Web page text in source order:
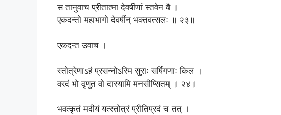
स तानुवाच प्रीतात्मा देवर्षीणां स्तवेन वै ॥
एकदन्तो महाभागो देवर्षीन् भक्तवत्सलः ॥ २३॥
एकदन्त उवाच ।
स्तोत्रेणाऽहं प्रसन्नोऽस्मि सुराः सर्षिगणाः किल ।
वरदं भो वृणुत वो दास्यामि मनसीप्सितम् ॥ २४॥
भवत्कृतं मदीयं यत्स्तोत्रं प्रीतिप्रदं च तत् ।